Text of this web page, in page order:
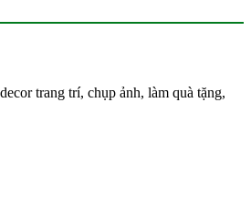
trang trí, chụp ảnh, làm quà tặng,